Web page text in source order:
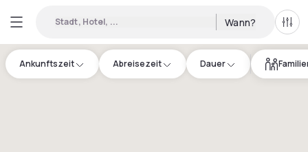
Stadt, Hotel, ... Wann? Alle
Ankunftszeit Abreisezeit Dauer